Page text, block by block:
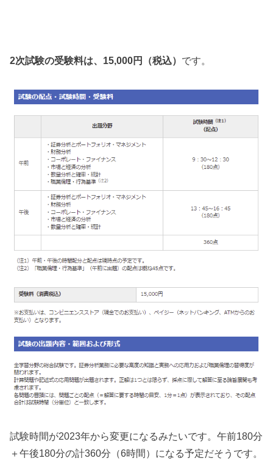
2次試験の受験料は、15,000円（税込） です。
試験時間が2023年から変更になるみたいです。午前180分
＋午後180分の計360分（6時間）になる予定だそうです。